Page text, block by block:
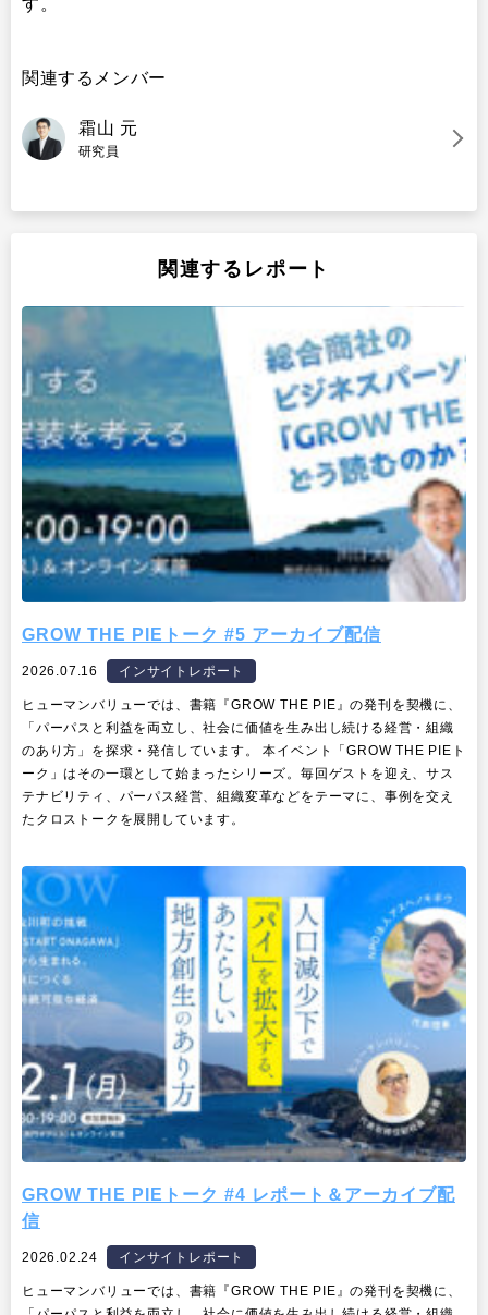
関連するメンバー
霜山 元
研究員
関連するレポート
GROW THE PIEトーク #5 アーカイブ配信
2026.07.16 インサイトレポート
ヒューマンバリューでは、書籍『GROW THE PIE』の発刊を契機に、
「パーパスと利益を両立し、社会に価値を生み出し続ける経営・組織
のあり方」を探求・発信しています。 本イベント「GROW THE PIEト
ーク」はその一環として始まったシリーズ。毎回ゲストを迎え、サス
テナビリティ、パーパス経営、組織変革などをテーマに、事例を交え
たクロストークを展開しています。
GROW THE PIEトーク #4 レポート＆アーカイブ配
信
2026.02.24 インサイトレポート
ヒューマンバリューでは、書籍『GROW THE PIE』の発刊を契機に、